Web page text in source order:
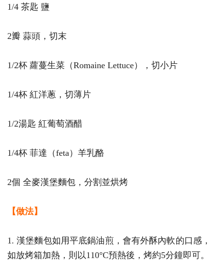
1/4 茶匙 鹽
2瓣 蒜頭，切末
1/2杯 蘿蔓生菜（Romaine Lettuce），切小片
1/4杯 紅洋蔥，切薄片
1/2湯匙 紅葡萄酒醋
1/4杯 菲達（feta）羊乳酪
2個 全麥漢堡麵包，分割並烘烤
【做法】
1. 漢堡麵包如用平底鍋油煎，會有外酥內軟的口感，
如放烤箱加熱，則以110°C預熱後，烤約5分鐘即可。